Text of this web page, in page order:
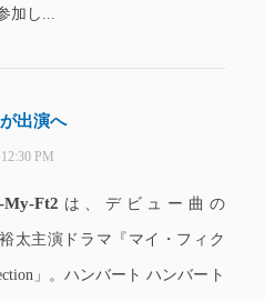
加し...
出演へ
PM
My-Ft2 は、デビュー曲の
裕太主演ドラマ『マイ・フィク
」。ハンバート ハンバート